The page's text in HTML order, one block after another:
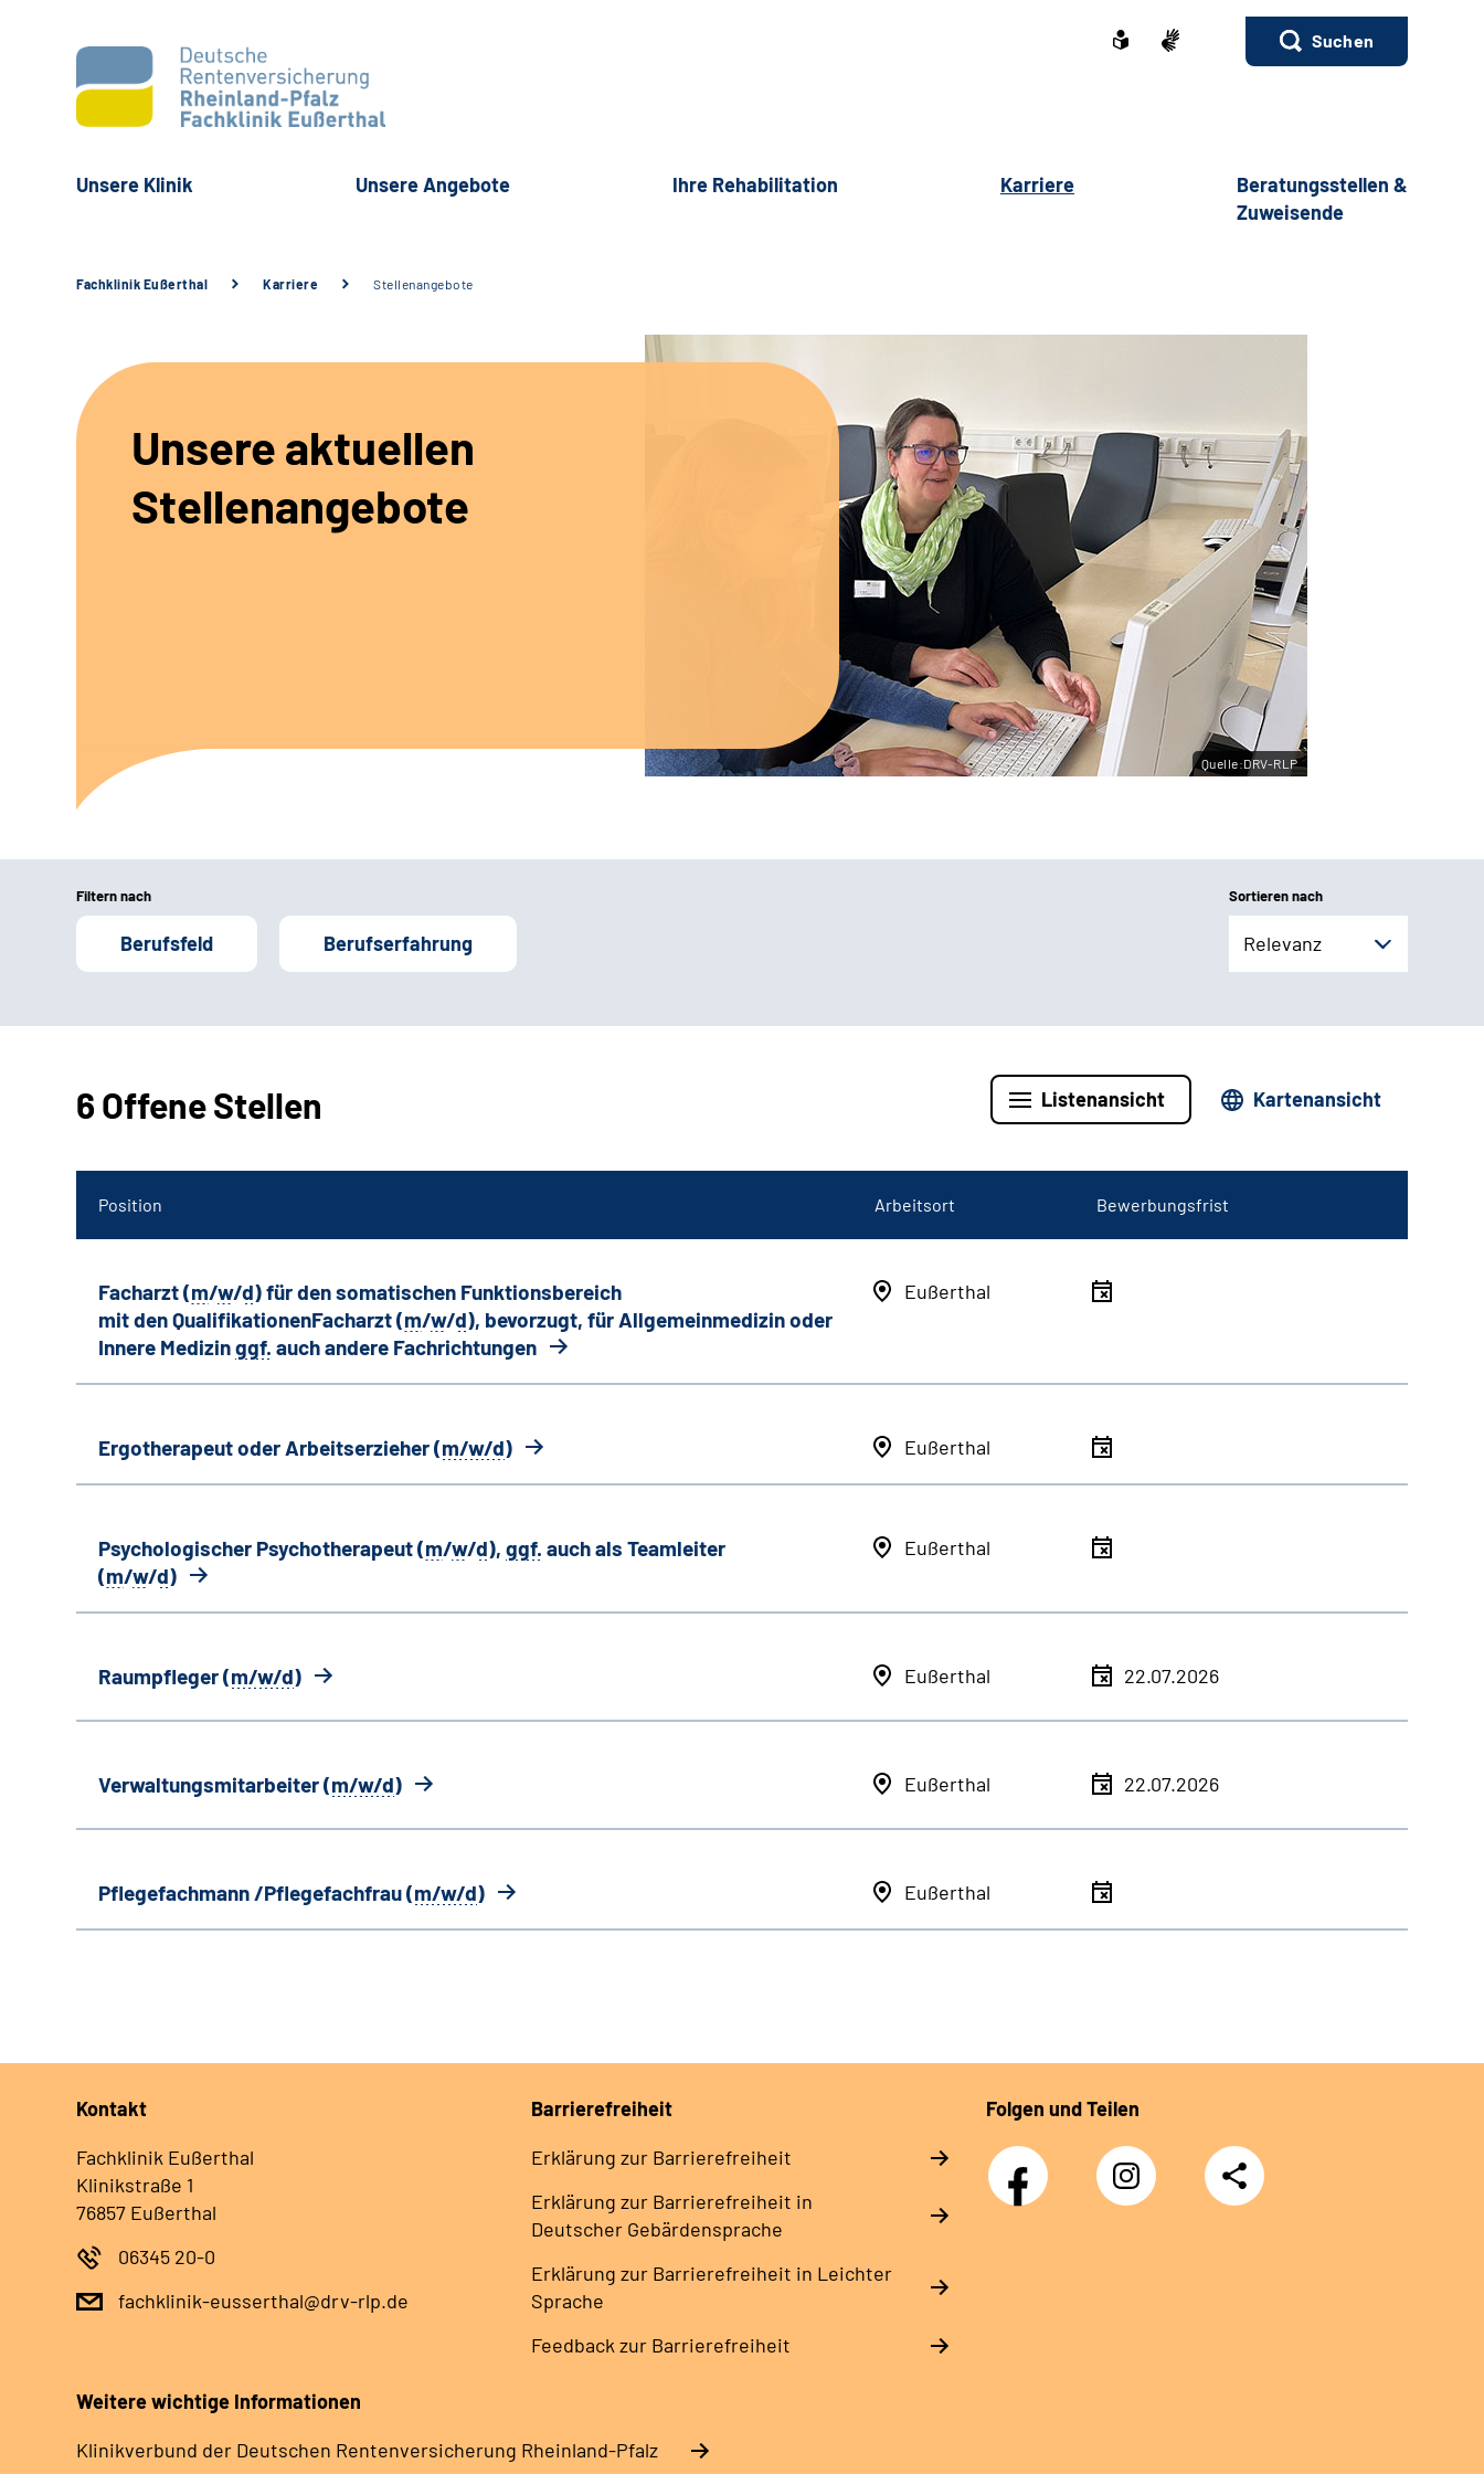
Suchen
Unsere Klinik Unsere Angebote Ihre Rehabilitation Karriere
Beratungsstellen &
Zuweisende
Fachklinik Eußerthal Karriere Stellenangebote
Unsere aktuellen
Stellenangebote
Quelle:DRV-RLP
Filtern nach
Berufsfeld Berufserfahrung
Sortieren nach
Relevanz
6 Offene Stellen Listenansicht Kartenansicht
Position Arbeitsort Bewerbungsfrist
Facharzt (m/w/d) für den somatischen Funktionsbereich
mit den QualifikationenFacharzt (m/w/d), bevorzugt, für Allgemeinmedizin oder
Innere Medizinggf. auch andere Fachrichtungen
Eußerthal
Ergotherapeut oder Arbeitserzieher (m/w/d) Eußerthal
Psychologischer Psychotherapeut (m/w/d), ggf. auch als Teamleiter
(m/w/d)
Eußerthal
Raumpfleger (m/w/d) Eußerthal 22.07.2026
Verwaltungsmitarbeiter (m/w/d) Eußerthal 22.07.2026
Pflegefachmann /Pflegefachfrau (m/w/d) Eußerthal
Kontakt
Fachklinik Eußerthal
Klinikstraße 1
76857 Eußerthal
06345 20-0
fachklinik-eusserthal@drv-rlp.de
Barrierefreiheit
Erklärung zur Barrierefreiheit
Erklärung zur Barrierefreiheit in
Deutscher Gebärdensprache
Erklärung zur Barrierefreiheit in Leichter
Sprache
Feedback zur Barrierefreiheit
Folgen und Teilen
Facebook
Instagram
DRV
Nachwuchskräfte
Teilen
Weitere wichtige Informationen
Klinikverbund der Deutschen Rentenversicherung Rheinland-Pfalz